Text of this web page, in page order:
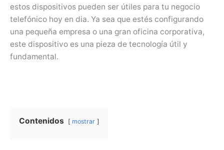
estos dispositivos pueden ser útiles para tu negocio
telefónico hoy en dia. Ya sea que estés configurando
una pequeña empresa o una gran oficina corporativa,
este dispositivo es una pieza de tecnología útil y
fundamental.
Contenidos mostrar